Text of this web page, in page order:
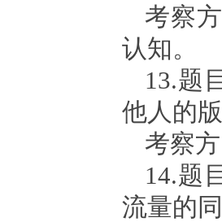
考察
认知。
13.题
他人的
考察
14.题
流量的